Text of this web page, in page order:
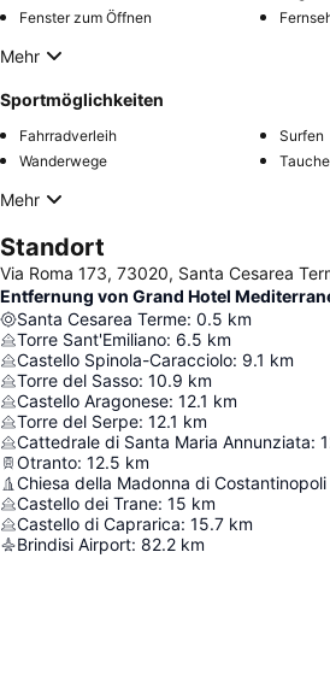
Fenster zum Öffnen
Mehr
Sportmöglichkeiten
Fahrradverleih
Surfen
Wanderwege
Mehr
Standort
Via Roma 173, 73020, Santa Cesarea
Entfernung von Grand Hotel
Santa Cesarea Terme: 0.5 km
Torre Sant'Emiliano: 6.5 km
Castello Spinola-Caracciolo: 9.1 km
Torre del Sasso: 10.9 km
Castello Aragonese: 12.1 km
Torre del Serpe: 12.1 km
Cattedrale di Santa Maria Annunziata:
Otranto: 12.5 km
Castello dei Trane: 15 km
Castello di Caprarica: 15.7 km
Brindisi Airport: 82.2 km